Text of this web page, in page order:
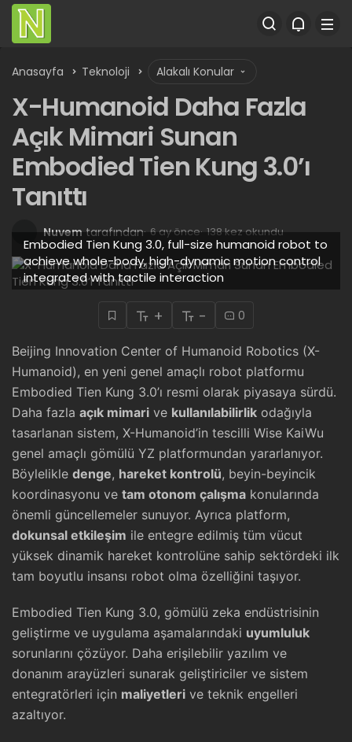
Anasayfa Teknoloji Alakalı Konular
X-Humanoid Daha Fazla
Açık Mimari Sunan
Embodied Tien Kung 3.0’ı
Tanıttı
Nuvem tarafından 6 ay önce 138 kez okundu
Embodied Tien Kung 3.0, full-size humanoid robot to
achieve whole-body, high-dynamic motion control
integrated with tactile interaction
+ - 0
Beijing Innovation Center of Humanoid Robotics (X-
Humanoid), en yeni genel amaçlı robot platformu
Embodied Tien Kung 3.0’ı resmi olarak piyasaya sürdü.
Daha fazla açık mimari ve kullanılabilirlik odağıyla
tasarlanan sistem, X-Humanoid’in tescilli Wise KaiWu
genel amaçlı gömülü YZ platformundan yararlanıyor.
Böylelikle denge, hareket kontrolü, beyin-beyincik
koordinasyonu ve tam otonom çalışma konularında
önemli güncellemeler sunuyor. Ayrıca platform,
dokunsal etkileşim ile entegre edilmiş tüm vücut
yüksek dinamik hareket kontrolüne sahip sektördeki ilk
tam boyutlu insansı robot olma özelliğini taşıyor.
Embodied Tien Kung 3.0, gömülü zeka endüstrisinin
geliştirme ve uygulama aşamalarındaki uyumluluk
sorunlarını çözüyor. Daha erişilebilir yazılım ve
donanım arayüzleri sunarak geliştiriciler ve sistem
entegratörleri için maliyetleri ve teknik engelleri
azaltıyor.